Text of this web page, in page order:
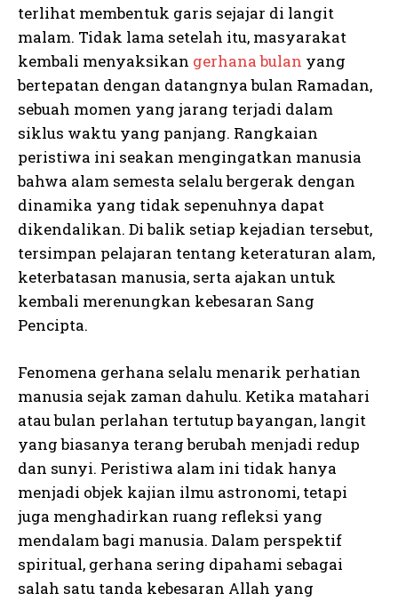
terlihat membentuk garis sejajar di langit
malam. Tidak lama setelah itu, masyarakat
kembali menyaksikan gerhana bulan yang
bertepatan dengan datangnya bulan Ramadan,
sebuah momen yang jarang terjadi dalam
siklus waktu yang panjang. Rangkaian
peristiwa ini seakan mengingatkan manusia
bahwa alam semesta selalu bergerak dengan
dinamika yang tidak sepenuhnya dapat
dikendalikan. Di balik setiap kejadian tersebut,
tersimpan pelajaran tentang keteraturan alam,
keterbatasan manusia, serta ajakan untuk
kembali merenungkan kebesaran Sang
Pencipta.
Fenomena gerhana selalu menarik perhatian
manusia sejak zaman dahulu. Ketika matahari
atau bulan perlahan tertutup bayangan, langit
yang biasanya terang berubah menjadi redup
dan sunyi. Peristiwa alam ini tidak hanya
menjadi objek kajian ilmu astronomi, tetapi
juga menghadirkan ruang refleksi yang
mendalam bagi manusia. Dalam perspektif
spiritual, gerhana sering dipahami sebagai
salah satu tanda kebesaran Allah yang